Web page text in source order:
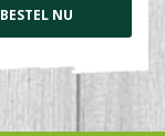
BESTEL NU